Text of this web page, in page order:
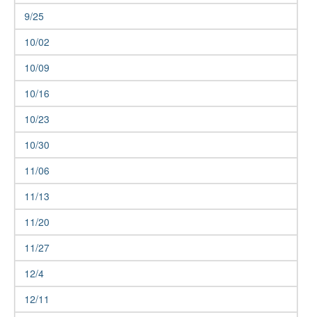
9/25
10/02
10/09
10/16
10/23
10/30
11/06
11/13
11/20
11/27
12/4
12/11